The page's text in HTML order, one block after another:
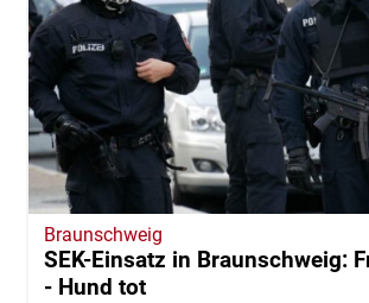
Braunschweig
SEK-Einsatz in Braunschweig:
- Hund tot